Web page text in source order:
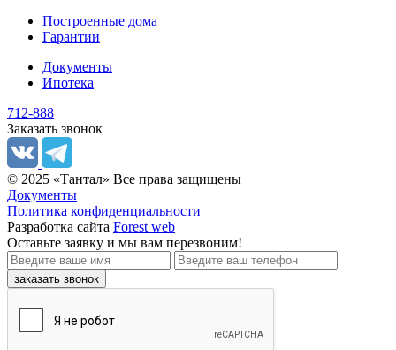
Построенные дома
Гарантии
Документы
Ипотека
712-888
Заказать звонок
© 2025 «Тантал» Все права защищены
Документы
Политика конфиденциальности
Разработка сайта Forest web
Оставьте заявку и мы вам перезвоним!
заказать звонок